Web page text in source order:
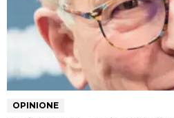
OPINIONE